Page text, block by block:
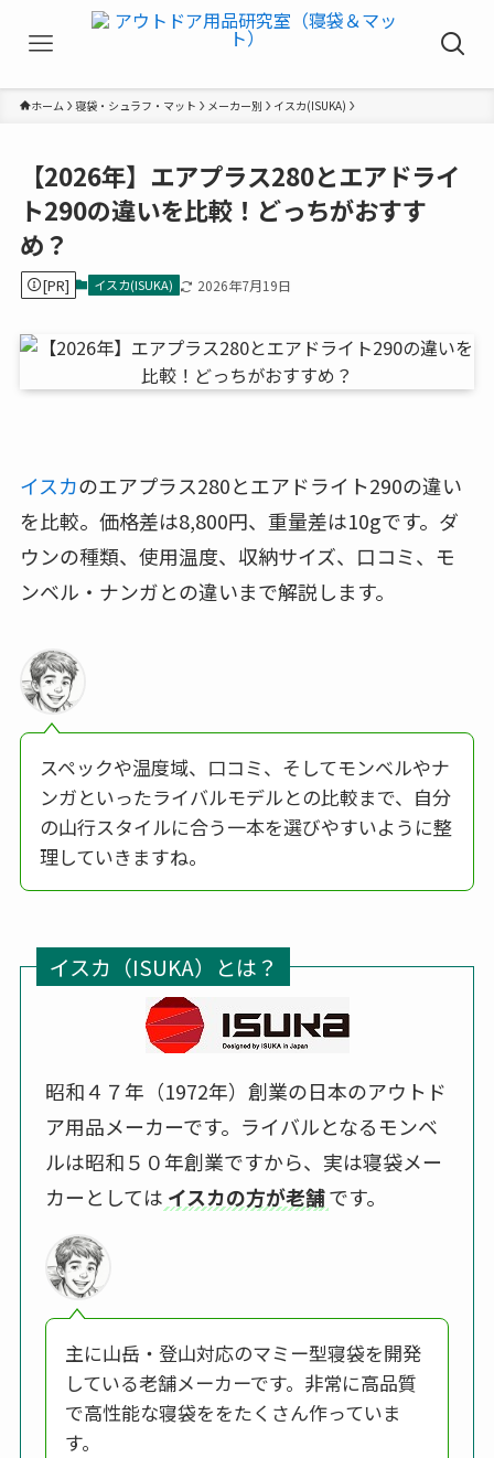
ホーム 寝袋・シュラフ・マット メーカー別 イスカ(ISUKA)
【2026年】エアプラス280とエアドライ
ト290の違いを比較！どっちがおすす
め？
[PR] イスカ(ISUKA) 2026年7月19日
イスカのエアプラス280とエアドライト290の違い
を比較。価格差は8,800円、重量差は10gです。ダ
ウンの種類、使用温度、収納サイズ、口コミ、モ
ンベル・ナンガとの違いまで解説します。
スペックや温度域、口コミ、そしてモンベルやナ
ンガといったライバルモデルとの比較まで、自分
の山行スタイルに合う一本を選びやすいように整
理していきますね。
イスカ（ISUKA）とは？
昭和４７年（1972年）創業の日本のアウトド
ア用品メーカーです。ライバルとなるモンベ
ルは昭和５０年創業ですから、実は寝袋メー
カーとしては イスカの方が老舗です。
主に山岳・登山対応のマミー型寝袋を開発
している老舗メーカーです。非常に高品質
で高性能な寝袋ををたくさん作っていま
す。